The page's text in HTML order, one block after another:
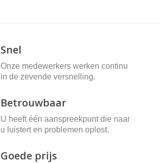
Snel
Onze medewerkers werken continu
in de zevende versnelling.
Betrouwbaar
U heeft één aanspreekpunt die naar
u luistert en problemen oplost.
Goede prijs